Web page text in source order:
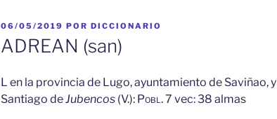
PUBLICADO
EL
06/05/2019 POR DICCIONARIO
ADREAN (san)
L en la provincia de Lugo, ayuntamiento de Saviñao,
Santiago deJubencos (V.): Pobl.7 vec: 38 almas